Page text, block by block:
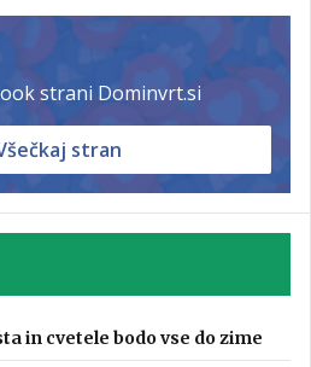
strani Dominvrt.si
stran
in cvetele bodo vse do zime